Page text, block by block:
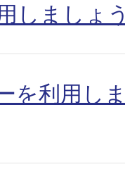
しましょ
を利用し